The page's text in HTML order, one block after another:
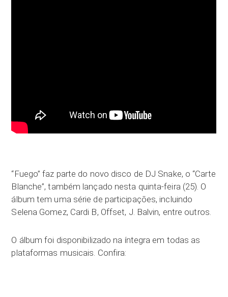
“Fuego” faz parte do novo disco de DJ Snake, o “Carte
Blanche”, também lançado nesta quinta-feira (25). O
álbum tem uma série de participações, incluindo
Selena Gomez, Cardi B, Offset, J. Balvin, entre outros.
O álbum foi disponibilizado na íntegra em todas as
plataformas musicais. Confira: